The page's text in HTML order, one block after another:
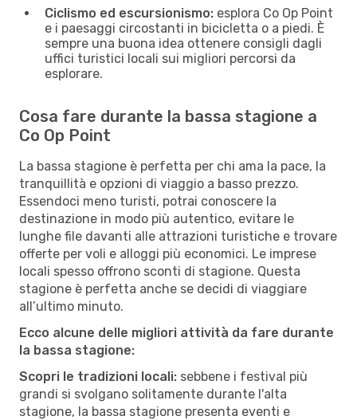
Ciclismo ed escursionismo: esplora Co Op Point
e i paesaggi circostanti in bicicletta o a piedi. È
sempre una buona idea ottenere consigli dagli
uffici turistici locali sui migliori percorsi da
esplorare.
Cosa fare durante la bassa stagione a
Co Op Point
La bassa stagione è perfetta per chi ama la pace, la
tranquillità e opzioni di viaggio a basso prezzo.
Essendoci meno turisti, potrai conoscere la
destinazione in modo più autentico, evitare le
lunghe file davanti alle attrazioni turistiche e trovare
offerte per voli e alloggi più economici. Le imprese
locali spesso offrono sconti di stagione. Questa
stagione è perfetta anche se decidi di viaggiare
all’ultimo minuto.
Ecco alcune delle migliori attività da fare durante
la bassa stagione:
Scopri le tradizioni locali: sebbene i festival più
grandi si svolgano solitamente durante l'alta
stagione, la bassa stagione presenta eventi e